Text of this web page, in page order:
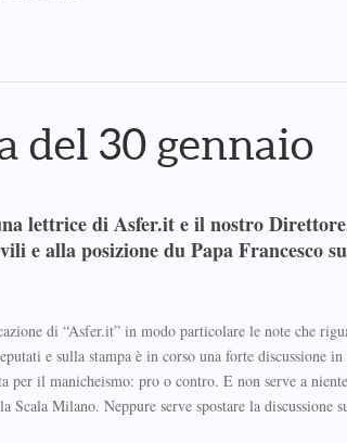
del 30 gennaio
lettrice di Asfer.it e il nostro
e alla posizione du Papa Francesco
di “Asfer.it” in modo particolare le note che
e sulla stampa è in corso una forte discussione
per il manicheismo: pro o contro. E non serve a
Scala Milano. Neppure serve spostare la discussione